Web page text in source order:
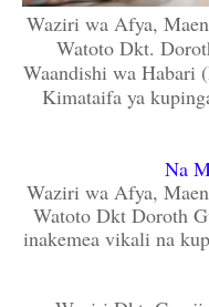
Waziri wa Afya,
Watoto Dkt.
Waandishi wa Habari
Kimataifa ya
Na
Waziri wa Afya,
Watoto Dkt Doroth
inakemea vikali na